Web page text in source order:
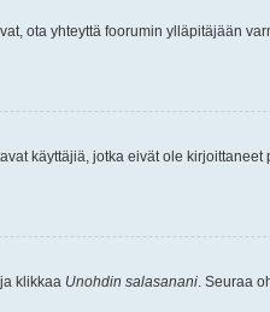
ota yhteyttä foorumin ylläpitäjään
käyttäjiä, jotka eivät ole
klikkaa Unohdin salasanani . Seuraa